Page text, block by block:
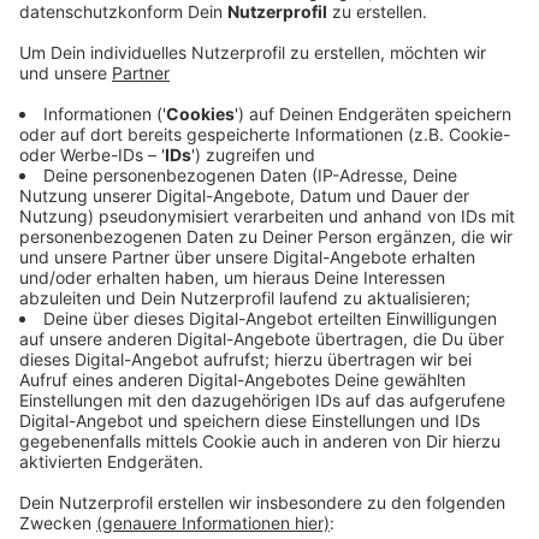
Veröffentlicht:Montag, 08.07.2024 09:34
Die Verwaltung soll prüfen, wieviel Raum das Tierheim
zusätzlich benötigt, um auch in Zukunft und dauerhaft
die Tiere unterbringen zu können. Wenn es nötig
werden soll, müssten die die Kleingärtner dafür ihre
Flächen abgeben, die direkt an das Heim angrenzen.
Das steht in einem Antrag der Koalition aus Grünen,
SPD, Linke und Volt, über den der Stadtrat Ende
August entscheiden soll. Die Kleingärtner sollen dafür
als Ersatz andere Flächen bekommen, möglichst in der
Nähe, aber nicht im Meßdorfer Feld, steht in dem
Antrag.
Anzeige